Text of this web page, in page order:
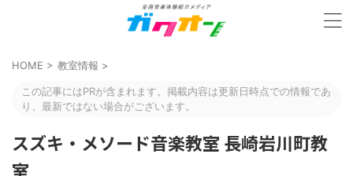
HOME > 教室情報 >
この記事にはPRが含まれます。掲載内容は更新日時点での情報であ
り、最新ではない場合がございます。
スズキ・メソード音楽教室 長崎岩川町教
室